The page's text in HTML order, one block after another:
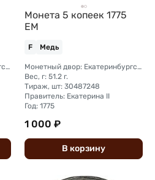
Монетный двор: Екатеринбургский монетный двор
Монета 5 копеек 1775
ЕМ
F Медь
Монетный двор: Екатеринбургский монетный двор
Вес, г: 51.2 г.
Тираж, шт: 30487248
Правитель: Екатерина II
Год: 1775
1 000 ₽
В корзину